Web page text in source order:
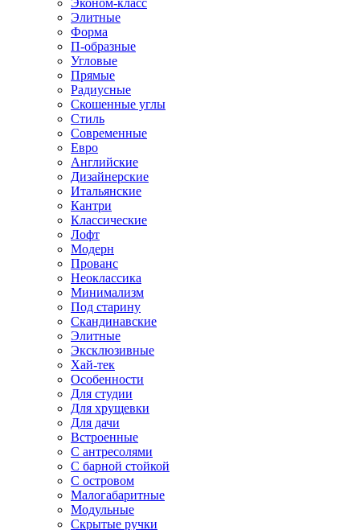
Эконом-класс
Элитные
Форма
П-образные
Угловые
Прямые
Радиусные
Скошенные углы
Стиль
Современные
Евро
Английские
Дизайнерские
Итальянские
Кантри
Классические
Лофт
Модерн
Прованс
Неоклассика
Минимализм
Под старину
Скандинавские
Элитные
Эксклюзивные
Хай-тек
Особенности
Для студии
Для хрущевки
Для дачи
Встроенные
С антресолями
С барной стойкой
С островом
Малогабаритные
Модульные
Скрытые ручки